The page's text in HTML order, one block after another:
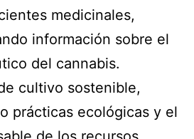
medicinales,
información sobre el
del cannabis.
cultivo sostenible,
prácticas ecológicas y el